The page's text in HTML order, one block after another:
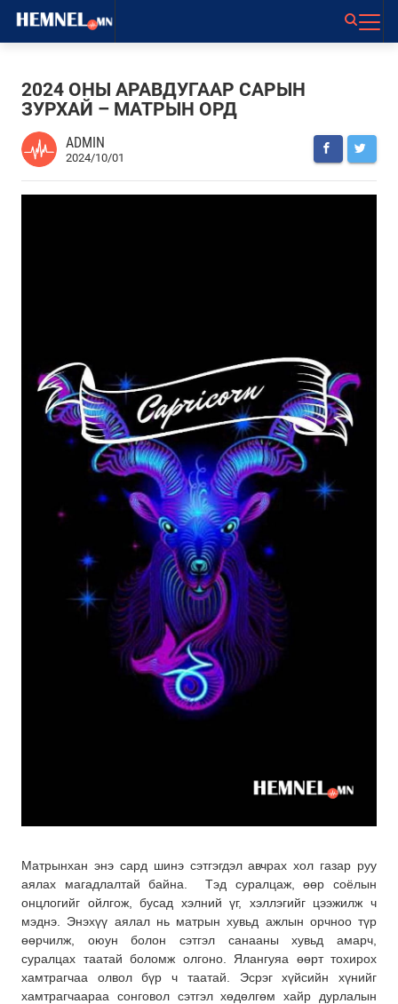
2024 ОНЫ АРАВДУГААР САРЫН
ЗУРХАЙ – МАТРЫН ОРД
ADMIN
2024/10/01
Матрынхан энэ сард шинэ сэтгэгдэл авчрах хол газар руу
аялах магадлалтай байна. Тэд суралцаж, өөр соёлын
онцлогийг ойлгож, бусад хэлний үг, хэллэгийг цээжилж ч
мэднэ. Энэхүү аялал нь матрын хувьд ажлын орчноо түр
өөрчилж, оюун болон сэтгэл санааны хувьд амарч,
суралцах таатай боломж олгоно. Ялангуяа өөрт тохирох
хамтрагчаа олвол бүр ч таатай. Эсрэг хүйсийн хүнийг
хамтрагчаараа сонговол сэтгэл хөдөлгөм хайр дурлалын